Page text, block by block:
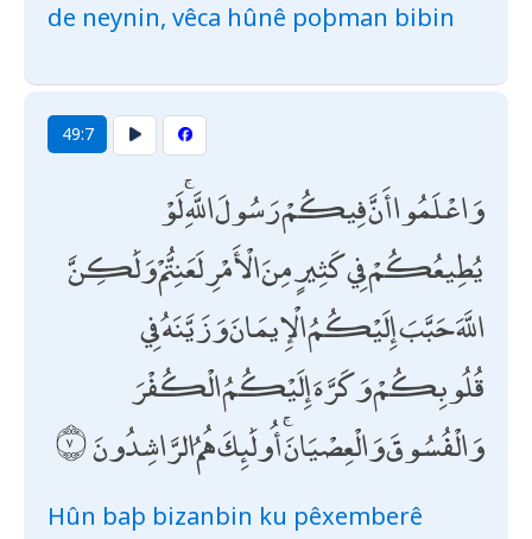
de neynin, vêca hûnê poþman bibin
49:7
وَاعْلَمُوا أَنَّ فِيكُمْ رَسُولَ اللَّهِ ۚ لَوْ
يُطِيعُكُمْ فِي كَثِيرٍ مِنَ الْأَمْرِ لَعَنِتُّمْ وَلَٰكِنَّ
اللَّهَ حَبَّبَ إِلَيْكُمُ الْإِيمَانَ وَزَيَّنَهُ فِي
قُلُوبِكُمْ وَكَرَّهَ إِلَيْكُمُ الْكُفْرَ
وَالْفُسُوقَ وَالْعِصْيَانَ ۚ أُولَٰئِكَ هُمُ الرَّاشِدُونَ
Hûn baþ bizanbin ku pêxemberê